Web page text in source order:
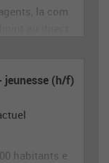
la com
communica
jeunesse (h/f)
habitants e